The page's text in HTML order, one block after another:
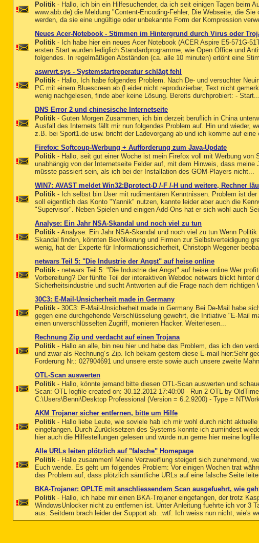
Politik - Hallo, ich bin ein Hilfesuchender, da ich seit einigen Tagen beim
www.abb.de) die Meldung "Content-Encoding-Fehler, Die Webseite, die
werden, da sie eine ungültige oder unbekannte Form der Kompression
Neues Acer-Notebook - Stimmen im Hintergrund durch Virus oder
Politik - Ich habe hier ein neues Acer Notebook (ACER Aspire E5-571G-
ersten Start wurden lediglich Standardprogramme, wie Open Office und
folgendes. In regelmäßigen Abständen (ca. alle 10 minuten) ertönt eine
aswrvrt.sys - Systemstartreperatur schlägt fehl
Politik - Hallo, Ich habe folgendes Problem. Nach De- und versuchter
PC mit einem Bluescreen ab (Leider nicht reproduzierbar, Text nicht
wenig nachgelesen, finde aber keine Lösung. Bereits durchprobiert: - Start...
DNS Error 2 und chinesische Internetseite
Politik - Guten Morgen Zusammen, ich bin derzeit beruflich in China
Ausfall des Internets fällt mir nun folgendes Problem auf. Hin und wieder,
z.B. bei Sport1.de usw. bricht der Ladevorgang ab und ich komme auf eine
Firefox: Softcoup-Werbung + Aufforderung zum Java-Update
Politik - Hallo, seit gut einer Woche ist mein Firefox voll mit Werbung von
unabhängig von der Internetseite Felder auf, mit dem Hinweis, dass
müsste passiert sein, als ich bei der Installation des GOM-Players nicht...
WIN7: AVAST meldet Win32:Bprotect-D /-F /-H und weitere, Rechner
Politik - Ich selbst bin User mit rudimentären Kenntnissen. Problem ist
soll eigentlich das Konto "Yannik" nutzen, kannte leider aber auch die
"Supervisor". Neben Spielen und einigen Add-Ons hat er sich wohl auch
Analyse: Ein Jahr NSA-Skandal und noch viel zu tun
Politik - Analyse: Ein Jahr NSA-Skandal und noch viel zu tun Wenn
Skandal finden, könnten Bevölkerung und Firmen zur Selbstverteidigung
wenig, hat der Experte für Informationssicherheit, Christoph Wegener
netwars Teil 5: "Die Industrie der Angst" auf heise online
Politik - netwars Teil 5: "Die Industrie der Angst" auf heise online Wer
Vorbereitung? Der fünfte Teil der interaktiven Webdoc netwars blickt hinter
Sicherheitsindustrie und sucht Antworten auf die Frage nach dem richtigen
30C3: E-Mail-Unsicherheit made in Germany
Politik - 30C3: E-Mail-Unsicherheit made in Germany Bei De-Mail habe
gegen eine durchgehende Verschlüsselung gewehrt, die Initiative "E-Mail
einen unverschlüsselten Zugriff, monieren Hacker. Weiterlesen...
Rechnung Zip und verdacht auf einen Trojana
Politik - Hallo an alle, bin neu hier und habe das Problem, das ich den
und zwar als Rechnung´s Zip. Ich bekam gestern diese E-mail hier:Sehr
Forderung Nr.: 027904691 und unsere erste sowie auch unsere zweite
OTL-Scan auswerten
Politik - Hallo, könnte jemand bitte diesen OTL-Scan auswerten und
Scan: OTL logfile created on: 30.12.2012 17:40:00 - Run 2 OTL by
C:\Users\Benni\Desktop Professional (Version = 6.2.9200) - Type =
AKM Trojaner sicher entfernen, bitte um Hilfe
Politik - Hallo liebe Leute, wie soviele hab ich mir wohl durch nicht
eingefangen. Durch Zurücksetzen des Systems konnte ich zumindest
hier auch die Hilfestellungen gelesen und würde nun gerne hier meine
Alle URLs leiten plötzlich auf "falsche" Homepage
Politik - Hallo zusammen! Meine Verzweiflung steigert sich zunehmend,
Euch wende. Es geht um folgendes Problem: Vor einigen Wochen trat
das Problem auf, dass plötzlich sämtliche URLs auf eine falsche Seite
BKA-Trojaner: OPLTE mit anschliessendem Scan ausgefuehrt, wie
Politik - Hallo, ich habe mir einen BKA-Trojaner eingefangen, der trotz
WindowsUnlocker nicht zu entfernen ist. Unter Anleitung fuehrte ich vor 3
aus. Seitdem brach leider der Support ab. :wtf: Ich weiss nun nicht, wie's